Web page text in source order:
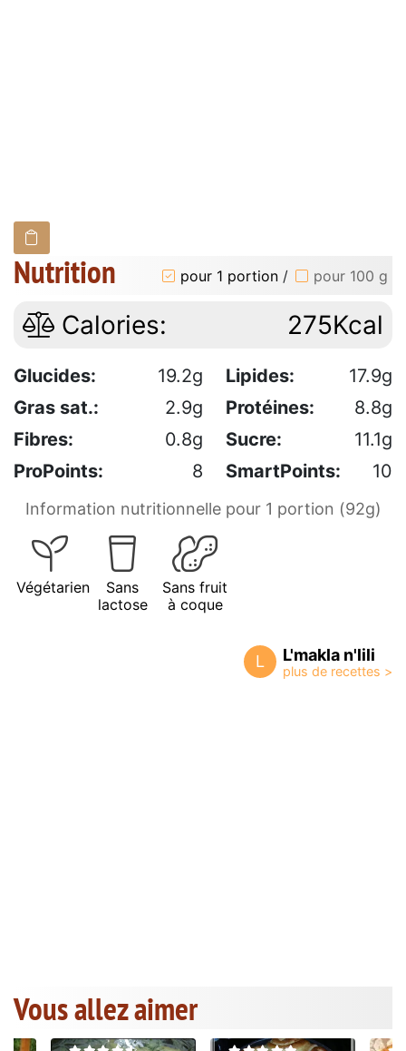
Nutrition pour 1 portion / pour 100 g
Calories: 275Kcal
Glucides: 19.2g Lipides:
17.9g
Gras sat.:
2.9g Protéines:
8.8g
Fibres:
0.8g Sucre:
11.1g
ProPoints:
8 SmartPoints: 10
Information nutritionnelle pour 1 portion (92g)
Végétarien
Sans
lactose
Sans fruit
à coque
L L'makla n'lili
Vous allez aimer